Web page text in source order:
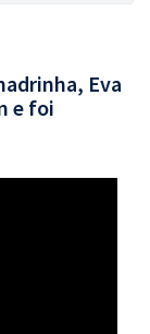
Eva
e foi